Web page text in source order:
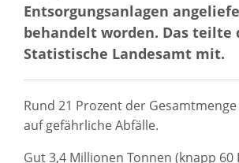
Entsorgungsanlagen
behandelt worden. Das teilte
Statistische Landesamt mit.
Rund 21 Prozent der
auf gefährliche Abfälle.
Gut 3,4 Millionen Tonnen (knapp 60